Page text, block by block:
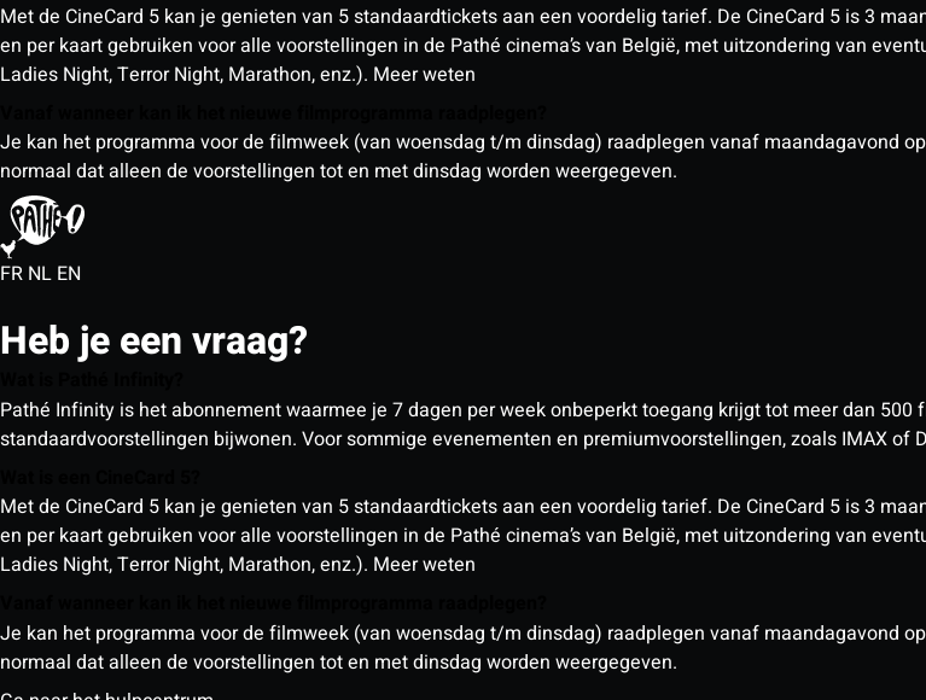
Met de CineCard 5 kan je genieten van 5 standaardtickets aan een voordelig tarief. De CineCard 5 is 3
en per kaart gebruiken voor alle voorstellingen in de Pathé cinema’s van België, met uitzondering van
Ladies Night, Terror Night, Marathon, enz.). Meer weten
Je kan het programma voor de filmweek (van woensdag t/m dinsdag) raadplegen vanaf maandagavond
normaal dat alleen de voorstellingen tot en met dinsdag worden weergegeven.
FR NL EN
Heb je een vraag?
Pathé Infinity is het abonnement waarmee je 7 dagen per week onbeperkt toegang krijgt tot meer dan
standaardvoorstellingen bijwonen. Voor sommige evenementen en premiumvoorstellingen, zoals IMAX of
Met de CineCard 5 kan je genieten van 5 standaardtickets aan een voordelig tarief. De CineCard 5 is 3
en per kaart gebruiken voor alle voorstellingen in de Pathé cinema’s van België, met uitzondering van
Ladies Night, Terror Night, Marathon, enz.). Meer weten
Je kan het programma voor de filmweek (van woensdag t/m dinsdag) raadplegen vanaf maandagavond
normaal dat alleen de voorstellingen tot en met dinsdag worden weergegeven.